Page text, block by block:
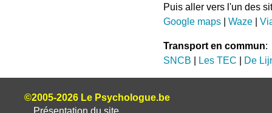
Puis aller vers l'un des
Google maps| Waze|
Transport en commun:
SNCB
Les TEC De
©2005-2026 Le Psychologue.be